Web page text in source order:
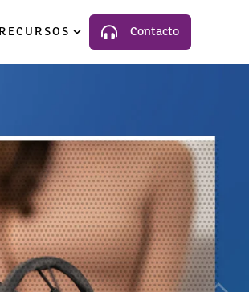
submenu for NosotrosShow submenu for Recursos
Contacto